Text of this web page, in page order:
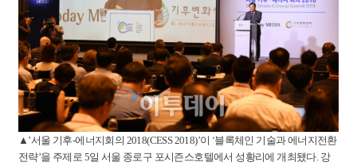
▲’서울 기후-에너지회의 2018(CESS 2018)’이 ‘블록체인 기술과 에너지전환
전략’을 주제로 5일 서울 종로구 포시즌스호텔에서 성황리에 개최됐다. 강